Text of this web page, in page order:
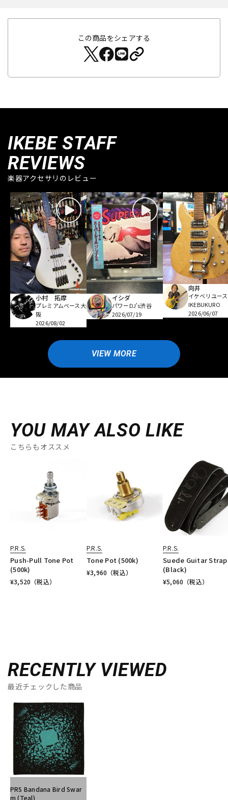
この商品をシェアする
IKEBE STAFF
REVIEWS
楽器アクセサリのレビュー
小村 拓摩
プレミアムベース大
阪
2026/08/02
イシダ
パワーDJ's渋谷
2026/07/19
向井
イケベリユース
IKEBUKURO
2026/06/07
VIEW MORE
YOU MAY ALSO LIKE
こちらもオススメ
P.R.S.
Push-Pull Tone Pot
(500k)
¥3,520 （税込）
P.R.S.
Tone Pot (500k)
¥3,960 （税込）
P.R.S.
Suede Guitar Strap
(Black)
¥5,060 （税込）
RECENTLY VIEWED
最近チェックした商品
PRS Bandana Bird Swar
m (Teal)